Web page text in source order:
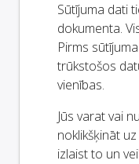
Sūtījuma dati
dokumenta.
Pirms
trūkstošos
vienības.
Jūs varat vai
noklikšķināt
izlaist to un